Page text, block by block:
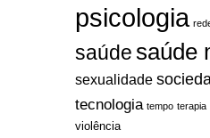
psicologia
saúdesaúde
sexualidade
tecnologia tempo terapia
violência